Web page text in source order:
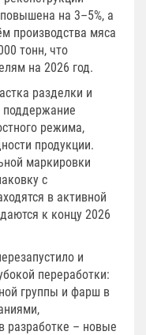
на 3–5%, а
производства мяса
тонн, что
на 2026 год.
разделки и
поддержание
режима,
продукции.
маркировки
с
в активной
к концу 2026
и
переработки:
группы и фарш в
разработке – новые